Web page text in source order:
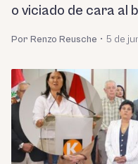
o viciado de cara al
Por Renzo Reusche • 5 de